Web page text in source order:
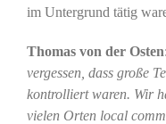
im Untergrund tätig
Thomas von der Osten:
vergessen, dass große
kontrolliert waren. Wir
vielen Orten local